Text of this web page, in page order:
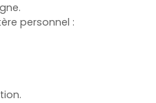
personnel :